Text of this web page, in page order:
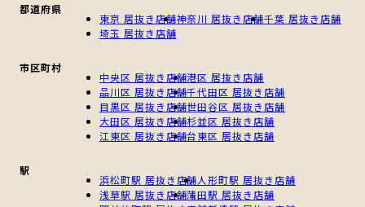
都道府県
東京 居抜き店舗神奈川 居抜き店舗千葉 居抜き店舗
埼玉 居抜き店舗
市区町村
中央区 居抜き店舗港区 居抜き店舗
品川区 居抜き店舗千代田区 居抜き店舗
目黒区 居抜き店舗世田谷区 居抜き店舗
大田区 居抜き店舗杉並区 居抜き店舗
江東区 居抜き店舗台東区 居抜き店舗
駅
浜松町駅 居抜き店舗人形町駅 居抜き店舗
浅草駅 居抜き店舗蒲田駅 居抜き店舗